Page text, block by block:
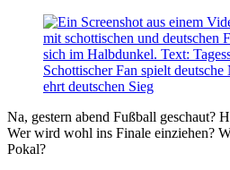
Na, gestern abend Fußball geschaut?
Wer wird wohl ins Finale einziehen?
Pokal?